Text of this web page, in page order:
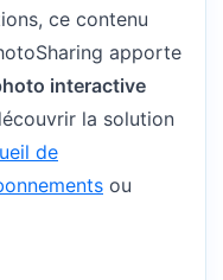
ce contenu
apporte
interactive
la solution
de
ou